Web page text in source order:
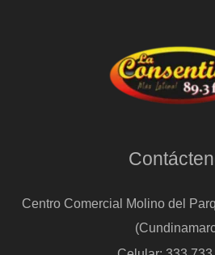
Centro Comercial Molino del